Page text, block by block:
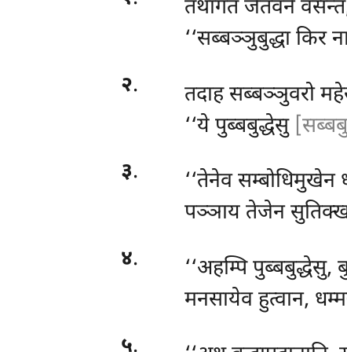
तथागतंजेतवने
‘‘सब्बञ्ञुबुद्धा किर
२.
तदाह सब्बञ्ञुवरो
‘‘ये पुब्बबुद्धेसु
३.
‘‘तेनेव सम्बोधिमुखेन
पञ्ञाय तेजेन
४. ‘‘अहम्पिपुब्बबुद्धेसु,
मनसायेव हुत्वान,